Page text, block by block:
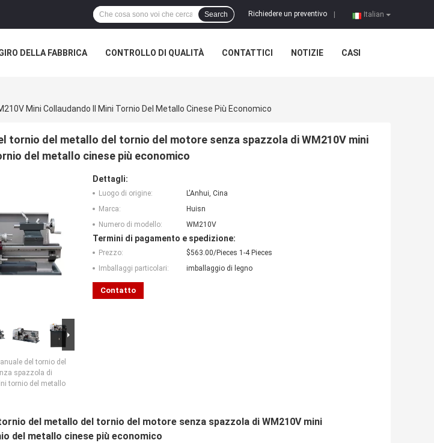
Italian
Richiedere un preventivo
Search
DELLA FABBRICA CONTROLLO DI QUALITÀ CONTATTICI NOTIZIE CASI
Mini Collaudando Il Mini Tornio Del Metallo Cinese Più Economico
tornio del metallo del tornio del motore senza spazzola di WM210V mini
del metallo cinese più economico
del tornio del
spazzola di
tornio del metallo
Dettagli:
Luogo di origine:
L'Anhui, Cina
Marca:
Huisn
Numero di modello:
WM210V
Termini di pagamento e spedizione:
Prezzo:
$563.00/Pieces 1-4 Pieces
Imballaggi particolari:
imballaggio di legno
Contatto
del metallo del tornio del motore senza spazzola di WM210V mini
del metallo cinese più economico